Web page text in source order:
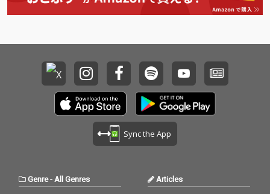
Sync the App
Genre-All Genres Articles